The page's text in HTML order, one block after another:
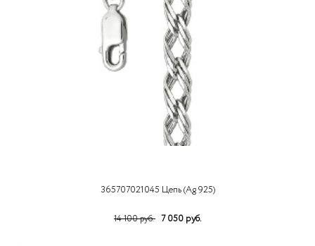
365707021045 Цепь (Ag 925)
14 100 руб. 7 050 руб.